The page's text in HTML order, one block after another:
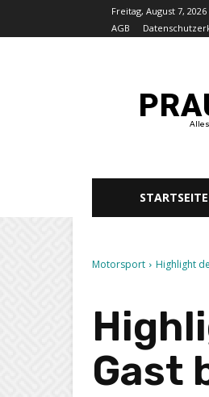
Freitag, August 7, 2026
AGB
STARTSEITE
Motorsport Highlight
Gast